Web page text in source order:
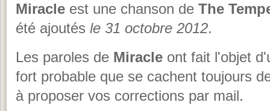
Miracle est une chanson de The
été ajoutés le 31 octobre 2012.
Les paroles de Miracle ont fait l'objet
fort probable que se cachent toujours
à proposer vos corrections par mail.